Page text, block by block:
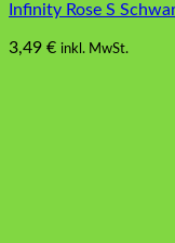
Infinity Rose S
3,49 € inkl. MwSt.